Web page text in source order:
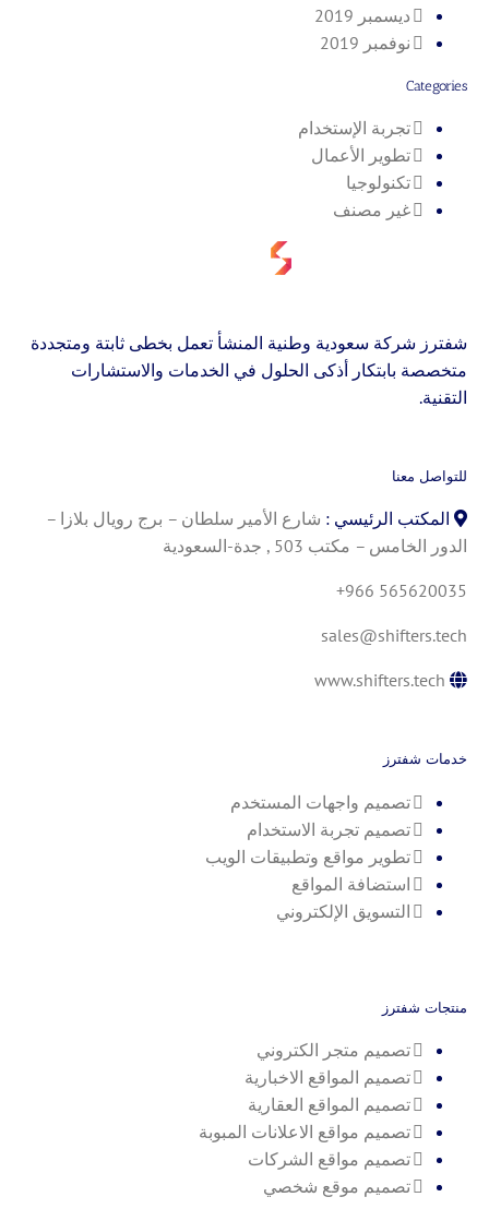
ديسمبر 2019
نوفمبر 2019
Categories
تجربة الإستخدام
تطوير الأعمال
تكنولوجيا
غير مصنف
شفترز شركة سعودية وطنية المنشأ تعمل بخطى ثابتة ومتجددة
متخصصة بابتكار أذكى الحلول في الخدمات والاستشارات
التقنية.
للتواصل معنا
المكتب الرئيسي : شارع الأمير سلطان – برج رويال بلازا –
الدور الخامس – مكتب 503 , جدة-السعودية
+966 565620035
sales@shifters.tech
www.shifters.tech
خدمات شفترز
تصميم واجهات المستخدم
تصميم تجربة الاستخدام
تطوير مواقع وتطبيقات الويب
استضافة المواقع
التسويق الإلكتروني
منتجات شفترز
تصميم متجر الكتروني
تصميم المواقع الاخبارية
تصميم المواقع العقارية
تصميم مواقع الاعلانات المبوبة
تصميم مواقع الشركات
تصميم موقع شخصي